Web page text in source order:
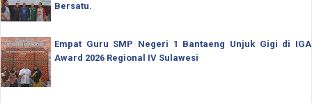
Bersatu.
Empat Guru SMP Negeri 1 Bantaeng Unjuk Gigi di IGA
Award 2026 Regional IV Sulawesi